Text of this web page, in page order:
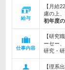
給与
【月給
慮の上
初年度の
仕事内容
【研究
ーセー
研究・
【理系